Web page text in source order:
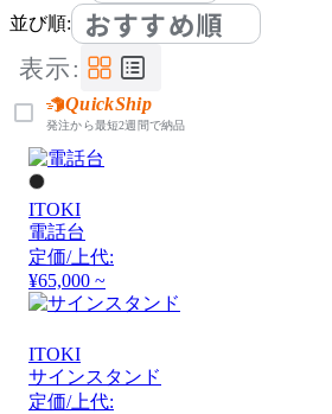
並び順: おすすめ順
表示:
QuickShip
発注から最短2週間で納品
ITOKI
電話台
定価/上代:
¥65,000 ~
ITOKI
サインスタンド
定価/上代: